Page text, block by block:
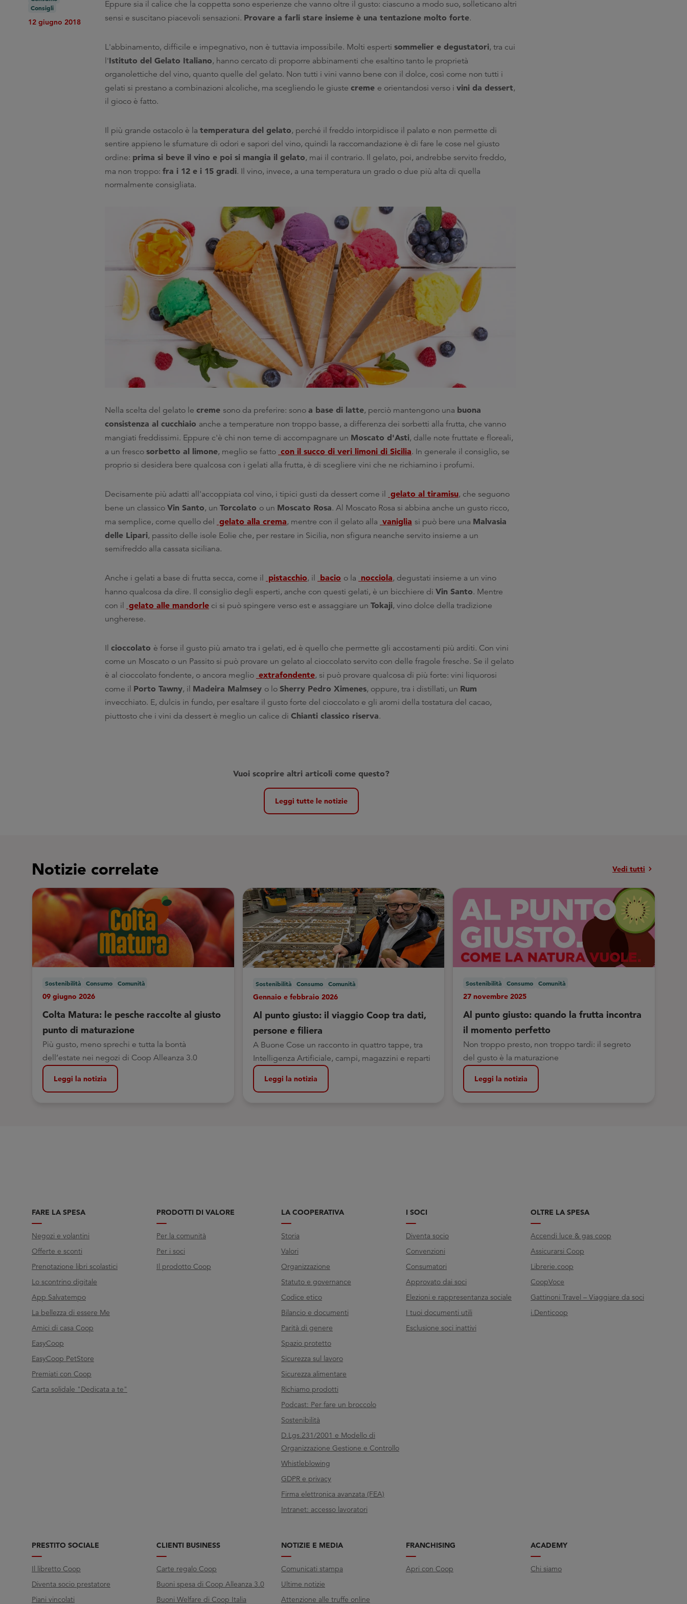
Consigli
12 giugno 2018
Eppure sia il calice che la coppetta sono esperienze che vanno oltre il gusto: ciascuno a modo suo, solleticano altri
sensi e suscitano piacevoli sensazioni. Provare a farli stare insieme è una tentazione molto forte.
L'abbinamento, difficile e impegnativo, non è tuttavia impossibile. Molti esperti sommelier e degustatori, tra cui
l'Istituto del Gelato Italiano, hanno cercato di proporre abbinamenti che esaltino tanto le proprietà
organolettiche del vino, quanto quelle del gelato. Non tutti i vini vanno bene con il dolce, così come non tutti i
gelati si prestano a combinazioni alcoliche, ma scegliendo le giuste creme e orientandosi verso i vini da dessert,
il gioco è fatto.
Il più grande ostacolo è la temperatura del gelato, perché il freddo intorpidisce il palato e non permette di
sentire appieno le sfumature di odori e sapori del vino, quindi la raccomandazione è di fare le cose nel giusto
ordine: prima si beve il vino e poi si mangia il gelato, mai il contrario. Il gelato, poi, andrebbe servito freddo,
ma non troppo: fra i 12 e i 15 gradi. Il vino, invece, a una temperatura un grado o due più alta di quella
normalmente consigliata.
Nella scelta del gelato le creme sono da preferire: sono a base di latte, perciò mantengono una buona
consistenza al cucchiaio anche a temperature non troppo basse, a differenza dei sorbetti alla frutta, che vanno
mangiati freddissimi. Eppure c'è chi non teme di accompagnare un Moscato d'Asti, dalle note fruttate e floreali,
a un fresco sorbetto al limone, meglio se fatto con il succo di veri limoni di Sicilia. In generale il consiglio, se
proprio si desidera bere qualcosa con i gelati alla frutta, è di scegliere vini che ne richiamino i profumi.
Decisamente più adatti all'accoppiata col vino, i tipici gusti da dessert come il gelato al tiramisu, che seguono
bene un classico Vin Santo, un Torcolato o un Moscato Rosa. Al Moscato Rosa si abbina anche un gusto ricco,
ma semplice, come quello del gelato alla crema, mentre con il gelato alla vaniglia si può bere una Malvasia
delle Lipari, passito delle isole Eolie che, per restare in Sicilia, non sfigura neanche servito insieme a un
semifreddo alla cassata siciliana.
Anche i gelati a base di frutta secca, come il pistacchio, il bacio o la nocciola, degustati insieme a un vino
hanno qualcosa da dire. Il consiglio degli esperti, anche con questi gelati, è un bicchiere di Vin Santo. Mentre
con il gelato alle mandorle ci si può spingere verso est e assaggiare un Tokaji, vino dolce della tradizione
ungherese.
Il cioccolato è forse il gusto più amato tra i gelati, ed è quello che permette gli accostamenti più arditi. Con vini
come un Moscato o un Passito si può provare un gelato al cioccolato servito con delle fragole fresche. Se il gelato
è al cioccolato fondente, o ancora meglio extrafondente, si può provare qualcosa di più forte: vini liquorosi
come il Porto Tawny, il Madeira Malmsey o lo Sherry Pedro Ximenes, oppure, tra i distillati, un Rum
invecchiato. E, dulcis in fundo, per esaltare il gusto forte del cioccolato e gli aromi della tostatura del cacao,
piuttosto che i vini da dessert è meglio un calice di Chianti classico riserva.
Vuoi scoprire altri articoli come questo?
Leggi tutte le notizie
Notizie correlate Vedi tutti chevron_right
Sostenibilità Consumo Comunità
09 giugno 2026
Colta Matura: le pesche raccolte al giusto
punto di maturazione
Più gusto, meno sprechi e tutta la bontà
dell’estate nei negozi di Coop Alleanza 3.0
Leggi la notizia
Sostenibilità Consumo Comunità
Gennaio e febbraio 2026
Al punto giusto: il viaggio Coop tra dati,
persone e filiera
A Buone Cose un racconto in quattro tappe, tra
Intelligenza Artificiale, campi, magazzini e reparti
Leggi la notizia
Sostenibilità Consumo Comunità
27 novembre 2025
Al punto giusto: quando la frutta incontra
il momento perfetto
Non troppo presto, non troppo tardi: il segreto
del gusto è la maturazione
Leggi la notizia
FARE LA SPESA
Negozi e volantini
Offerte e sconti
Prenotazione libri scolastici
Lo scontrino digitale
App Salvatempo
La bellezza di essere Me
Amici di casa Coop
EasyCoop
EasyCoop PetStore
Premiati con Coop
Carta solidale "Dedicata a te"
PRODOTTI DI VALORE
Per la comunità
Per i soci
Il prodotto Coop
LA COOPERATIVA
Storia
Valori
Organizzazione
Statuto e governance
Codice etico
Bilancio e documenti
Parità di genere
Spazio protetto
Sicurezza sul lavoro
Sicurezza alimentare
Richiamo prodotti
Podcast: Per fare un broccolo
Sostenibilità
D.Lgs.231/2001 e Modello di
Organizzazione Gestione e Controllo
Whistleblowing
GDPR e privacy
Firma elettronica avanzata (FEA)
Intranet: accesso lavoratori
I SOCI
Diventa socio
Convenzioni
Consumatori
Approvato dai soci
Elezioni e rappresentanza sociale
I tuoi documenti utili
Esclusione soci inattivi
OLTRE LA SPESA
Accendi luce & gas coop
Assicurarsi Coop
Librerie.coop
CoopVoce
Gattinoni Travel – Viaggiare da soci
i.Denticoop
PRESTITO SOCIALE
Il libretto Coop
Diventa socio prestatore
Piani vincolati
CLIENTI BUSINESS
Carte regalo Coop
Buoni spesa di Coop Alleanza 3.0
Buoni Welfare di Coop Italia
NOTIZIE E MEDIA
Comunicati stampa
Ultime notizie
Attenzione alle truffe online
FRANCHISING
Apri con Coop
ACADEMY
Chi siamo